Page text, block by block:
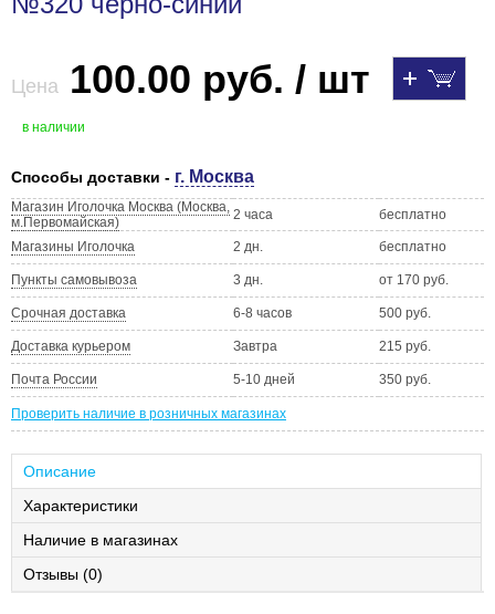
Цена 100.00 руб. / шт
в наличии
Способы доставки - г. Москва
Магазин Иголочка Москва (Москва,
м.Первомайская)
2 часа бесплатно
Магазины Иголочка 2 дн. бесплатно
Пункты самовывоза 3 дн. от 170 руб.
Срочная доставка 6-8 часов 500 руб.
Доставка курьером Завтра 215 руб.
Почта России 5-10 дней 350 руб.
Проверить наличие в розничных магазинах
Описание
Характеристики
Наличие в магазинах
Отзывы (0)